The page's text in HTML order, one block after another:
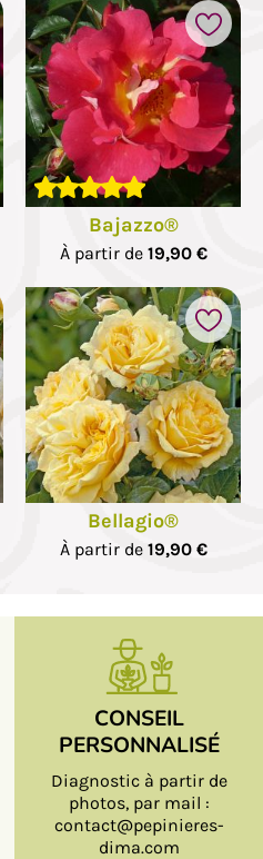
Bajazzo®
À partir de 19,90 €
Bellagio®
À partir de 19,90 €
CONSEIL
PERSONNALISÉ
Diagnostic à partir de
photos, par mail :
contact@pepinieres-
dima.com